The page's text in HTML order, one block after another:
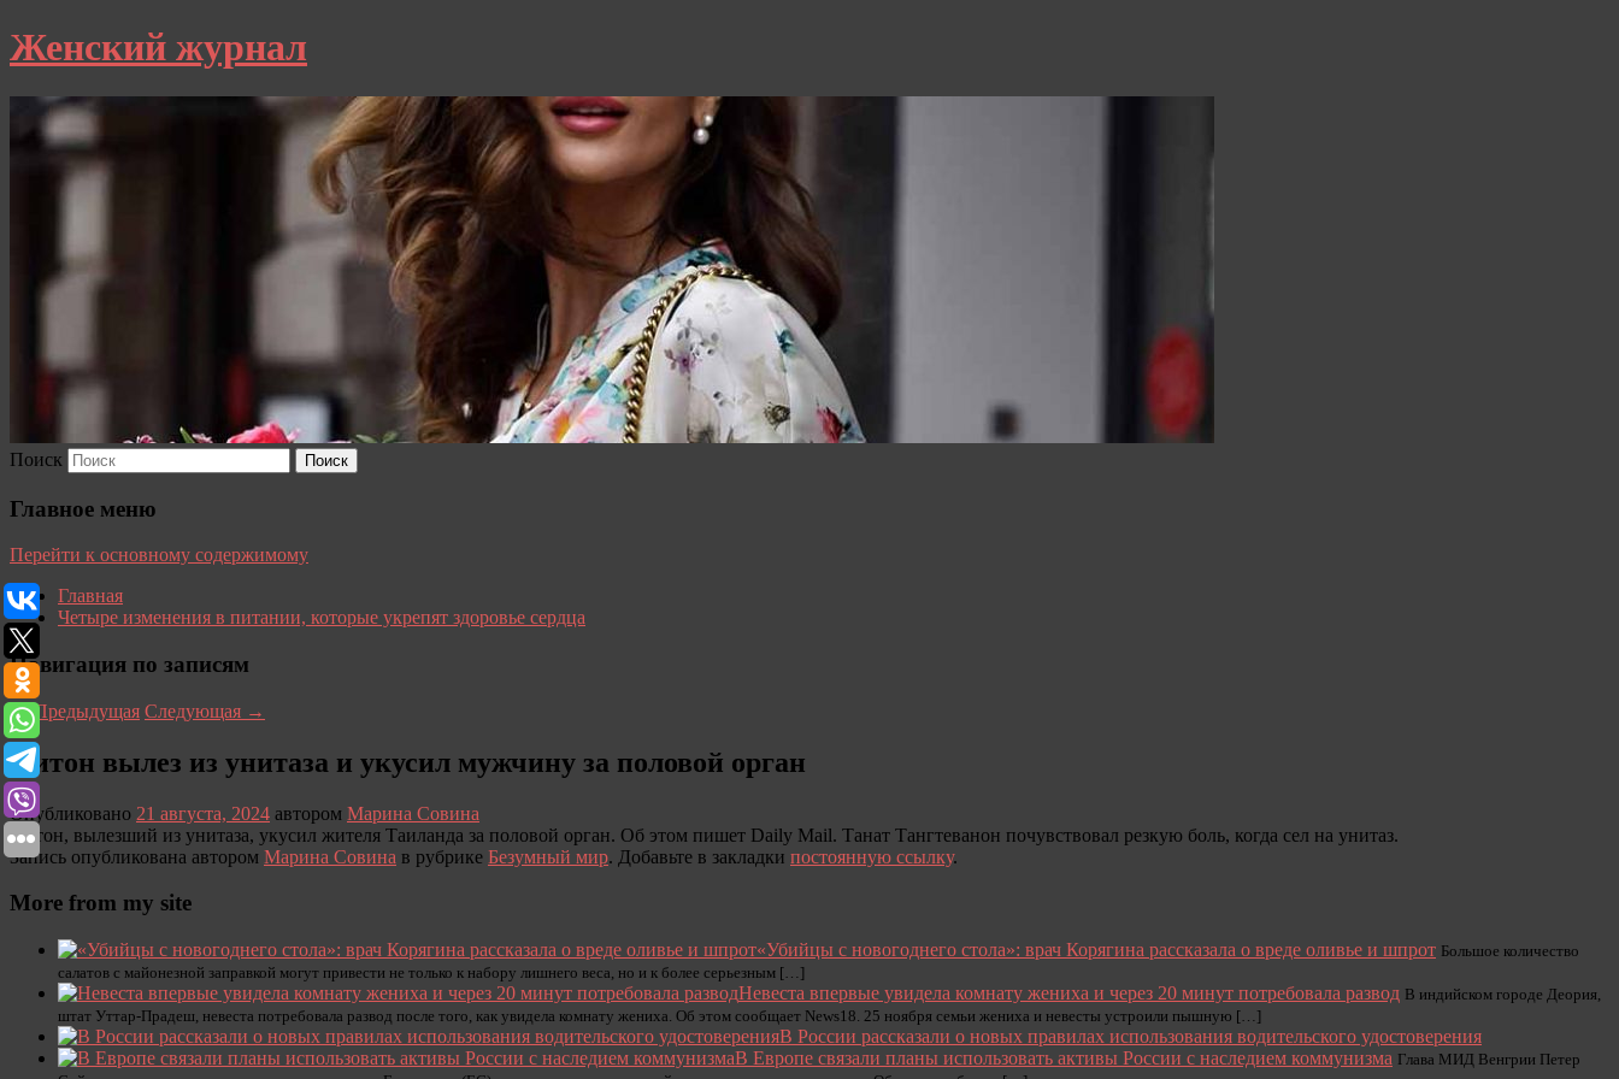
Женский журнал
Поиск
Главное меню
Перейти к основному содержимому
Главная
Четыре изменения в питании, которые укрепят здоровье сердца
Навигация по записям
←Предыдущая Следующая →
Питон вылез из унитаза и укусил мужчину за половой орган
Опубликовано 21 августа, 2024 автором Марина Совина
Питон, вылезший из унитаза, укусил жителя Таиланда за половой орган. Об этом пишет Daily Mail. Танат Тангтеванон почувствовал резкую боль, когда сел на унитаз.
Запись опубликована автором Марина Совина в рубрике Безумный мир. Добавьте в закладки постоянную ссылку.
More from my site
«Убийцы с новогоднего стола»: врач Корягина рассказала о вреде оливье и шпрот Большое количество
салатов с майонезной заправкой могут привести не только к набору лишнего веса, но и к более серьезным […]
Невеста впервые увидела комнату жениха и через 20 минут потребовала развод В индийском городе Деория,
штат Уттар-Прадеш, невеста потребовала развод после того, как увидела комнату жениха. Об этом сообщает News18. 25 ноября семьи жениха и невесты устроили пышную […]
В России рассказали о новых правилах использования водительского удостоверения
В Европе связали планы использовать активы России с наследием коммунизма Глава МИД Венгрии Петер